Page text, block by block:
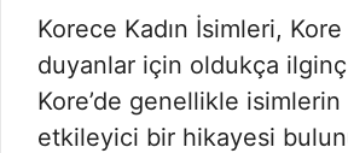
Korece Kadın İsimleri,
duyanlar için oldukça
Kore’de genellikle isimlerin
etkileyici bir hikayesi